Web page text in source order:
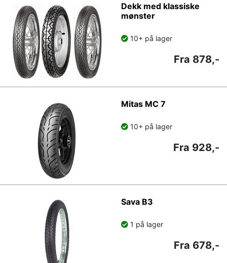
Dekk med klassiske
mønster
10+ på lager
Fra 878,-
Mitas MC 7
10+ på lager
Fra 928,-
Sava B3
1 på lager
Fra 678,-